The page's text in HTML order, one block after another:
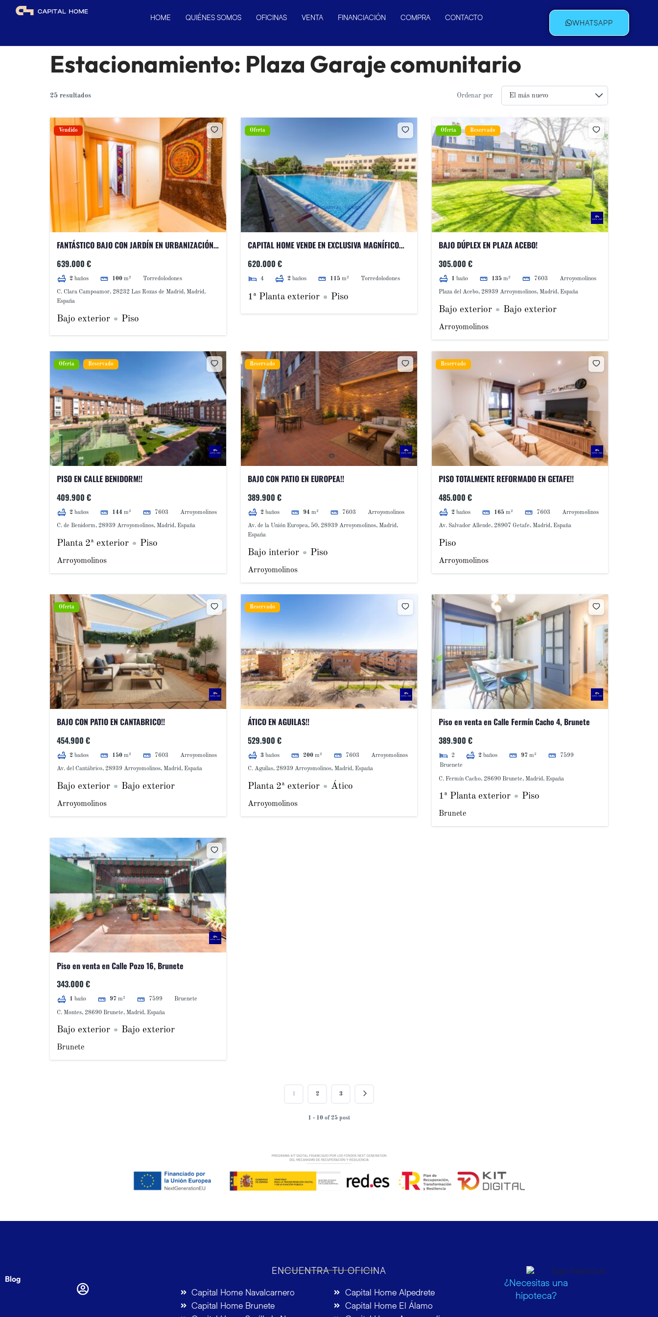
HOME QUIÉNES SOMOS OFICINAS VENTA FINANCIACIÓN COMPRA CONTACTO
WHATSAPP
Estacionamiento: Plaza Garaje comunitario
25 resultados Ordenar por
Vendido
FANTÁSTICO BAJO CON JARDÍN EN URBANIZACIÓN
NAVALCARBÓN
639.000 €
2 baños 100 m² Torredolodones
C. Clara Campoamor, 28232 Las Rozas de Madrid, Madrid,
España
Bajo exterior Piso
Oferta
CAPITAL HOME VENDE EN EXCLUSIVA MAGNÍFICO
620.000 €
4 2 baños 115 m² Torredolodones
1ª Planta exterior Piso
Oferta Reservado
BAJO DÚPLEX EN PLAZA ACEBO!
305.000 €
1 baño 135 m² 7603 Arroyomolinos
Plaza del Acebo, 28939 Arroyomolinos, Madrid, España
Bajo exterior Bajo exterior
Arroyomolinos
Oferta Reservado
PISO EN CALLE BENIDORM!!
409.900 €
2 baños 144 m² 7603 Arroyomolinos
C. de Benidorm, 28939 Arroyomolinos, Madrid, España
Planta 2ª exterior Piso
Arroyomolinos
Reservado
BAJO CON PATIO EN EUROPEA!!
389.900 €
2 baños 94 m² 7603 Arroyomolinos
Av. de la Unión Europea, 50, 28939 Arroyomolinos, Madrid,
España
Bajo interior Piso
Arroyomolinos
Reservado
PISO TOTALMENTE REFORMADO EN GETAFE!!
485.000 €
2 baños 165 m² 7603 Arroyomolinos
Av. Salvador Allende, 28907 Getafe, Madrid, España
Piso
Arroyomolinos
Oferta
BAJO CON PATIO EN CANTABRICO!!
454.900 €
2 baños 150 m² 7603 Arroyomolinos
Av. del Cantábrico, 28939 Arroyomolinos, Madrid, España
Bajo exterior Bajo exterior
Arroyomolinos
Reservado
ÁTICO EN AGUILAS!!
529.900 €
3 baños 200 m² 7603 Arroyomolinos
C. Aguilas, 28939 Arroyomolinos, Madrid, España
Planta 2ª exterior Ático
Arroyomolinos
Piso en venta en Calle Fermín Cacho 4, Brunete
389.900 €
2 2 baños 97 m²
7599
Bruenete
C. Fermín Cacho, 28690 Brunete, Madrid, España
1ª Planta exterior Piso
Brunete
Piso en venta en Calle Pozo 16, Brunete
343.000 €
1 baño 97 m² 7599 Bruenete
C. Montes, 28690 Brunete, Madrid, España
Bajo exterior Bajo exterior
Brunete
2 3
1 - 10 of 25 post
Blog
ENCUENTRA TU OFICINA
Capital Home Navalcarnero
Capital Home Brunete
Capital Home Alpedrete
Capital Home El Álamo
¿Necesitas una
hipoteca?